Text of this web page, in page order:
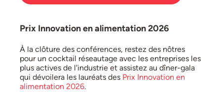
Prix Innovation en alimentation 2026
À la clôture des conférences, restez des nôtres
pour un cocktail réseautage avec les entreprises les
plus actives de l'industrie et assistez au dîner-gala
qui dévoilera les lauréats des Prix Innovation en
alimentation 2026.